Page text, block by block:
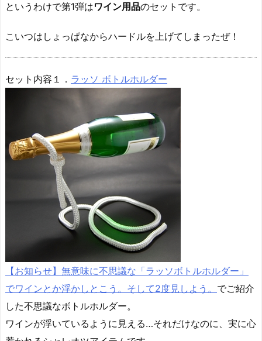
というわけで第1弾はワイン用品のセットです。
こいつはしょっぱなからハードルを上げてしまったぜ！
セット内容１． ラッソ ボトルホルダー
【お知らせ】無意味に不思議な「ラッソボトルホルダー」
でワインとか浮かしとこう。そして2度見しよう。 でご紹介
した不思議なボトルホルダー。
ワインが浮いているように見える…それだけなのに、実に心